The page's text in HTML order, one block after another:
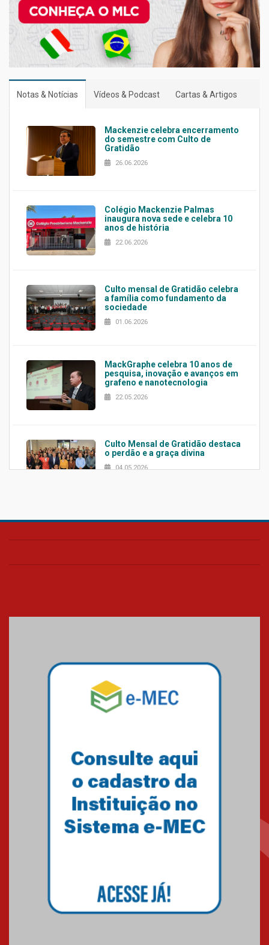
Notas & Notícias Vídeos & Podcast Cartas & Artigos
Mackenzie celebra encerramento
do semestre com Culto de
Gratidão
26.06.2026
Colégio Mackenzie Palmas
inaugura nova sede e celebra 10
anos de história
22.06.2026
Culto mensal de Gratidão celebra
a família como fundamento da
sociedade
01.06.2026
MackGraphe celebra 10 anos de
pesquisa, inovação e avanços em
grafeno e nanotecnologia
22.05.2026
Culto Mensal de Gratidão destaca
o perdão e a graça divina
04.05.2026
Confira como foi o culto mensal
Mackenzie mobiliza campanha
solidária para apoiar famílias em
Minas Gerais
Primeiro culto do ano ressalta o
27.02.2026